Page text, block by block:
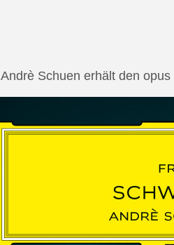
Andrè Schuen erhält den